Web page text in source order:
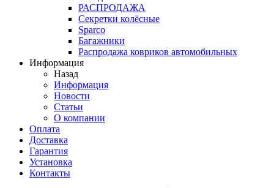
РАСПРОДАЖА
Секретки колёсные
Sparco
Багажники
Распродажа ковриков автомобильных
Информация
Назад
Информация
Новости
Статьи
О компании
Оплата
Доставка
Гарантия
Установка
Контакты